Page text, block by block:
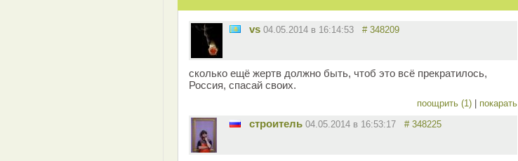
vs 04.05.2014 в 16:14:53 # 348209
сколько ещё жертв должно быть, чтоб это всё прекратилось,
Россия, спасай своих.
поощрить (1) покарать
строитель 04.05.2014 в 16:53:17 # 348225